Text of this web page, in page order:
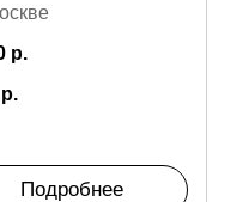
р.
Подробнее